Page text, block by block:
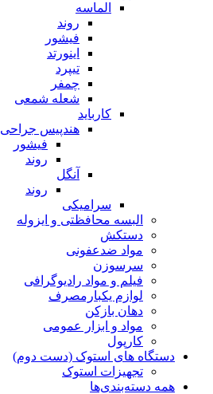
الماسه
روند
فیشور
اینورتد
تیپرد
چمفر
شعله شمعی
کارباید
هندپیس جراحی
فیشور
روند
آنگل
روند
سرامیکی
البسه محافظتی و ایزوله
دستکش
مواد ضدعفونی
سرسوزن
فیلم و مواد رادیوگرافی
لوازم یکبارمصرف
دهان بازکن
مواد و ابزار عمومی
کارپول
دستگاه های استوک (دست دوم)
تجهیزات استوک
همه دسته‌بندی‌ها